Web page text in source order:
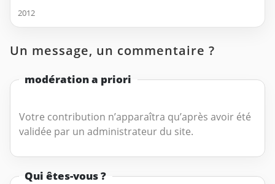
2012
Un message, un commentaire ?
modération a priori
Votre contribution n’apparaîtra qu’après avoir été
validée par un administrateur du site.
Qui êtes-vous ?